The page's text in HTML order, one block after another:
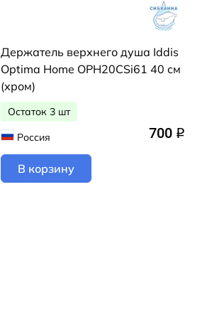
Держатель верхнего душа Iddis
Optima Home OPH20CSi61 40 см
(хром)
Остаток 3 шт
Россия
700 q
В корзину